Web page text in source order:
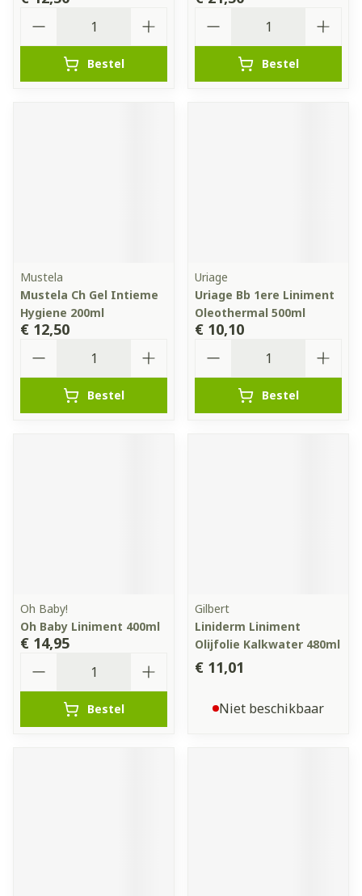
Bestel Bestel
Mustela
Mustela Ch Gel Intieme
Hygiene 200ml
€ 12,50
Bestel
Uriage
Uriage Bb 1ere Liniment
Oleothermal 500ml
€ 10,10
Bestel
Oh Baby!
Oh Baby Liniment 400ml
€ 14,95
Bestel
Gilbert
Liniderm Liniment
Olijfolie Kalkwater 480ml
€ 11,01
Niet beschikbaar